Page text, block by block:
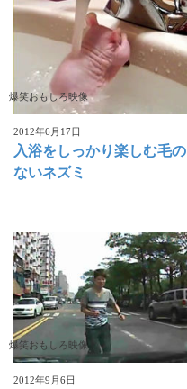
爆笑おもしろ映像
2012年6月17日
入浴をしっかり楽しむ毛の
ないネズミ
爆笑おもしろ映像
2012年9月6日